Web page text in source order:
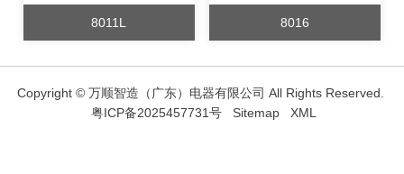
8011L 8016
Copyright © 万顺智造（广东）电器有限公司 All Rights Reserved.
粤ICP备2025457731号
Sitemap XML